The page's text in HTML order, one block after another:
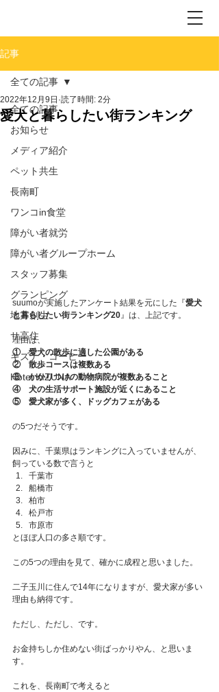
記事
全ての記事
お知らせ
メディア紹介
ペット共生
長南町
ワンコin食堂
障がい者就労
障がい者グループホーム
スタッフ募集
グランピング
地方創生
サ高住
キズナ・コーヒー
Hotel KIZUNA
全ての記事
愛犬と暮らしたい街ランキング
2022年12月9日 読了時間: 2分
suumoが実施したアンケート結果を元にした『愛犬
と暮らしたい街ランキング20 』は、上記です。
理由は、
①　愛犬の散歩に適した公園がある
②　散歩コースは複数ある
③　かかりつけの動物病院が複数あること
④　犬の生活サポート施設が近くにあること
⑤　愛犬家が多く、ドッグカフェがある
の5つだそうです。
因みに、千葉県はランキングに入っていませんが、
飼っている数で言うと
千葉市
船橋市
柏市
松戸市
市原市
とほぼ人口の多さ順です。
この5つの理由を見て、確かに成程と思いました。
二子玉川に住んで14年になりますが、愛犬家が多い
理由も納得です。
ただし、ただし、です。
お金持ちしか住めない街ばっかりやん、と思いま
す。
これを、長南町で考えると